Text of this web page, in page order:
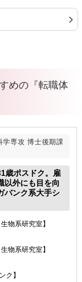
めの『転職体
専攻 博士後期課
歳ポスドク。雇
以外にも目を向
バンク系大手シ
物系研究室】
物系研究室】
ク】